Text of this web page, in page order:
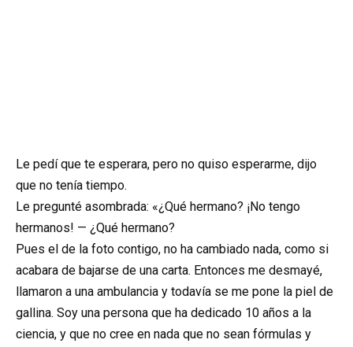
Le pedí que te esperara, pero no quiso esperarme, dijo
que no tenía tiempo.
Le pregunté asombrada: «¿Qué hermano? ¡No tengo
hermanos! — ¿Qué hermano?
Pues el de la foto contigo, no ha cambiado nada, como si
acabara de bajarse de una carta. Entonces me desmayé,
llamaron a una ambulancia y todavía se me pone la piel de
gallina. Soy una persona que ha dedicado 10 años a la
ciencia, y que no cree en nada que no sean fórmulas y